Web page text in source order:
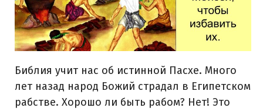
Библия учит нас об истинной Пасхе. Много
лет назад народ Божий страдал в Египетском
рабстве. Хорошо ли быть рабом? Нет! Это